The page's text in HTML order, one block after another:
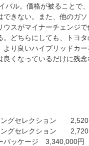
バル。価格が被ることで
きない。また、他のガ
スがマイナーチェンジ
どちらにしても、トヨ
より良いハイブリッドカ
くなっているだけに残念
セレクション
セレクション
パッケージ 3,340,000円